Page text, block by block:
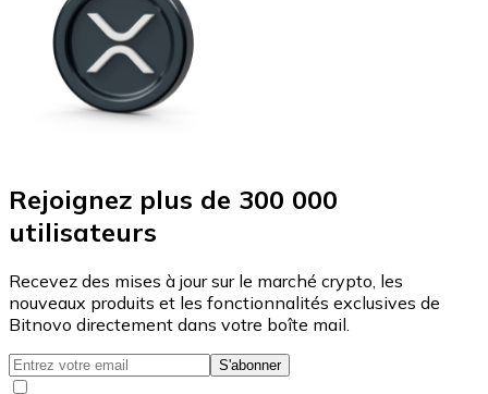
Rejoignez plus de 300 000
utilisateurs
Recevez des mises à jour sur le marché crypto, les
nouveaux produits et les fonctionnalités exclusives de
Bitnovo directement dans votre boîte mail.
S'abonner